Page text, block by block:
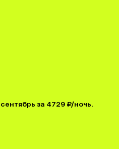
за 4729 ₽/ночь.